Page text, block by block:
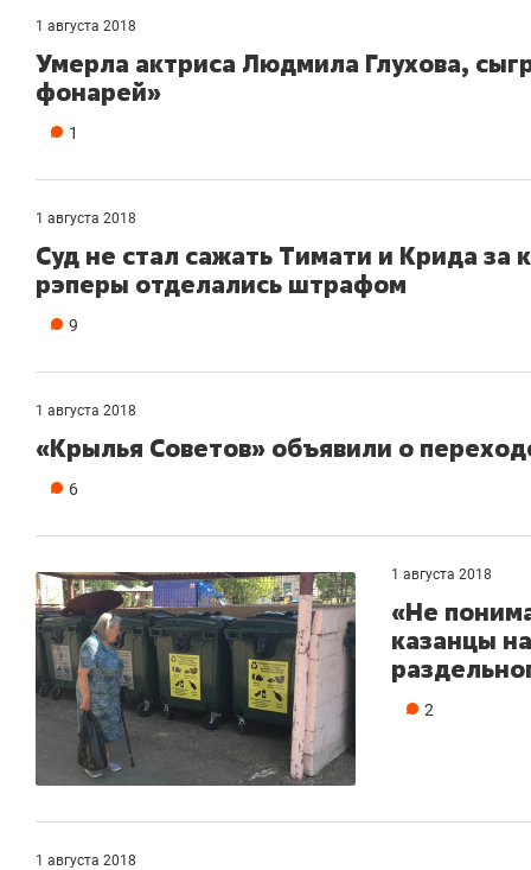
1 августа 2018
Умерла актриса Людмила Глухова,
фонарей»
1
1 августа 2018
Суд не стал сажать Тимати и Крида за
рэперы отделались штрафом
9
1 августа 2018
«Крылья Советов» объявили о
6
1 августа 2018
«Не
казанцы
2
1 августа 2018